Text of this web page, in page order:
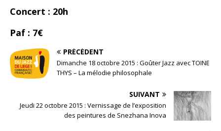
Concert : 20h
Paf : 7€
PRÉCÉDENT
Dimanche 18 octobre 2015 : Goûter Jazz avec TOINE
THYS – La mélodie philosophale
SUIVANT
Jeudi 22 octobre 2015 : Vernissage de l’exposition
des peintures de Snezhana Inova